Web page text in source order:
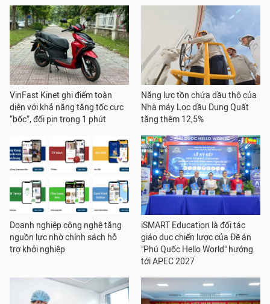
VinFast Kinet ghi điểm toàn
diện với khả năng tăng tốc cực
“bốc”, đổi pin trong 1 phút
Năng lực tồn chứa dầu thô của
Nhà máy Lọc dầu Dung Quất
tăng thêm 12,5%
Doanh nghiệp công nghệ tăng
nguồn lực nhờ chính sách hỗ
trợ khởi nghiệp
iSMART Education là đối tác
giáo dục chiến lược của Đề án
"Phú Quốc Hello World" hướng
tới APEC 2027